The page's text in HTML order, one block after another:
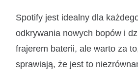
Spotify jest idealny dla
odkrywania nowych bopów i
frajerem baterii, ale warto za
sprawiają, że jest to